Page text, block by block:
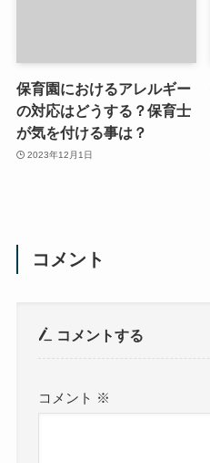
保育園におけるアレルギー
の対応はどうする？保育士
が気を付ける事は？
2023年12月1日
コメント
コメントする
コメント ※